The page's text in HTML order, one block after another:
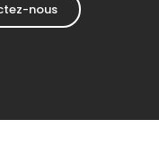
nous